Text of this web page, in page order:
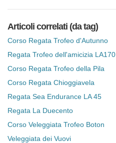
Articoli correlati (da tag)
Corso Regata Trofeo d'Autunno
Regata Trofeo dell'amicizia LA170
Corso Regata Trofeo della Pila
Corso Regata Chioggiavela
Regata Sea Endurance LA 45
Regata La Duecento
Corso Veleggiata Trofeo Boton
Veleggiata dei Vuovi